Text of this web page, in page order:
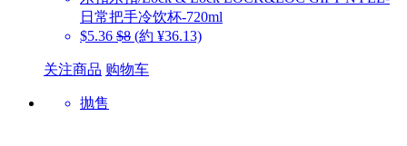
日常把手冷饮杯-720ml
$5.36 $8 (約 ¥36.13)
关注商品 购物车
抛售